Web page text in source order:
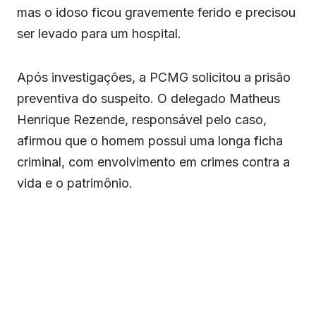
mas o idoso ficou gravemente ferido e precisou
ser levado para um hospital.
Após investigações, a PCMG solicitou a prisão
preventiva do suspeito. O delegado Matheus
Henrique Rezende, responsável pelo caso,
afirmou que o homem possui uma longa ficha
criminal, com envolvimento em crimes contra a
vida e o patrimônio.